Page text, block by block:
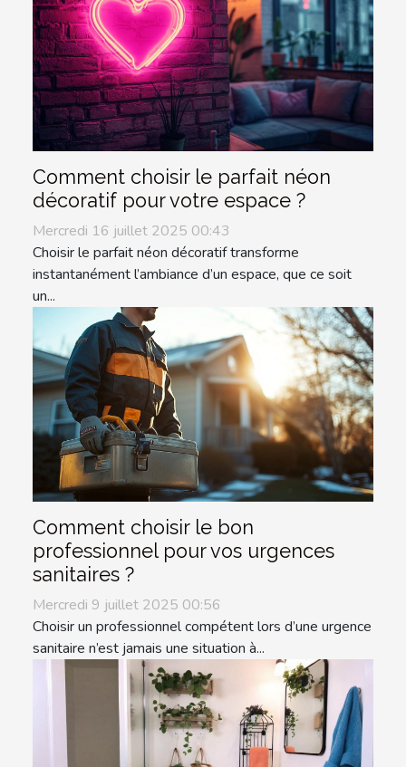
Comment choisir le parfait néon
décoratif pour votre espace ?
Mercredi 16 juillet 2025 00:43
Choisir le parfait néon décoratif transforme
instantanément l’ambiance d’un espace, que ce soit
un...
Comment choisir le bon
professionnel pour vos urgences
sanitaires ?
Mercredi 9 juillet 2025 00:56
Choisir un professionnel compétent lors d’une urgence
sanitaire n’est jamais une situation à...